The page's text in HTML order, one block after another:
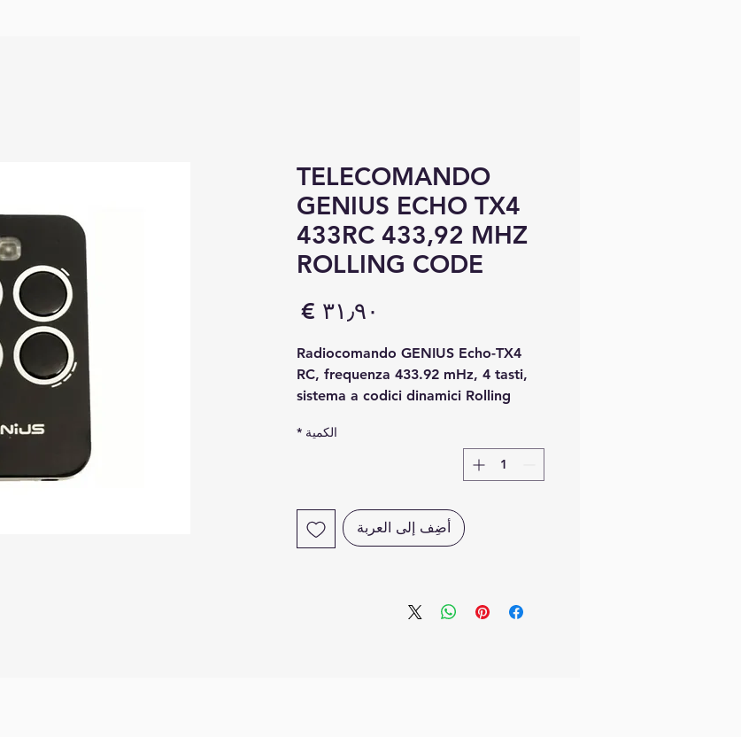
TELECOMANDO
GENIUS ECHO TX4
433RC 433,92 MHZ
ROLLING CODE
السعر
Radiocomando GENIUS Echo-TX4
RC, frequenza 433.92 mHz, 4 tasti,
sistema a codici dinamici Rolling
الكمية *
أضِف إلى العربة